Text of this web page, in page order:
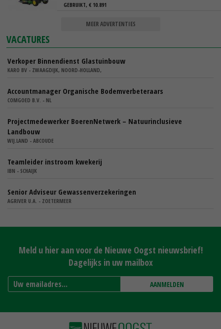
GEBRUIKT, € 10.891
MEER ADVERTENTIES
VACATURES
Verkoper Binnendienst Glastuinbouw
KARO BV - ZWAAGDIJK, NOORD-HOLLAND,
Accountmanager Organische Bodemverbeteraars
COMGOED B.V. - NL
Projectmedewerker BoerenNetwerk – Natuurinclusieve
Landbouw
WIJ.LAND - ABCOUDE
Teamleider instroom kwekerij
IBN - SCHAIJK
Senior Adviseur Gewassenverzekeringen
AGRIVER U.A. - ZOETERMEER
Meld u hier aan voor de Nieuwe Oogst nieuwsbrief!
Dagelijks in uw mailbox
AANMELDEN